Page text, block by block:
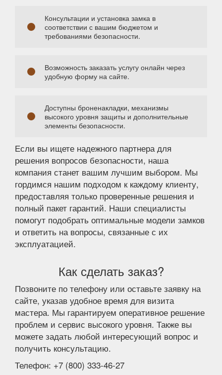
Консультации и установка замка в
соответствии с вашим бюджетом и
требованиями безопасности.
Возможность заказать услугу онлайн через
удобную форму на сайте.
Доступны броненакладки, механизмы
высокого уровня защиты и дополнительные
элементы безопасности.
Если вы ищете надежного партнера для
решения вопросов безопасности, наша
компания станет вашим лучшим выбором. Мы
гордимся нашим подходом к каждому клиенту,
предоставляя только проверенные решения и
полный пакет гарантий. Наши специалисты
помогут подобрать оптимальные модели замков
и ответить на вопросы, связанные с их
эксплуатацией.
Как сделать заказ?
Позвоните по телефону или оставьте заявку на
сайте, указав удобное время для визита
мастера. Мы гарантируем оперативное решение
проблем и сервис высокого уровня. Также вы
можете задать любой интересующий вопрос и
получить консультацию.
Телефон: +7 (800) 333-46-27